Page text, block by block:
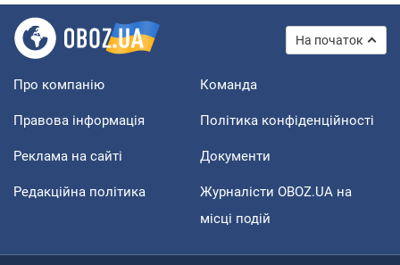
На початок
Про компанію Команда
Правова інформація Політика конфіденційності
Реклама на сайті Документи
Редакційна політика
Журналісти OBOZ.UA на
місці подій